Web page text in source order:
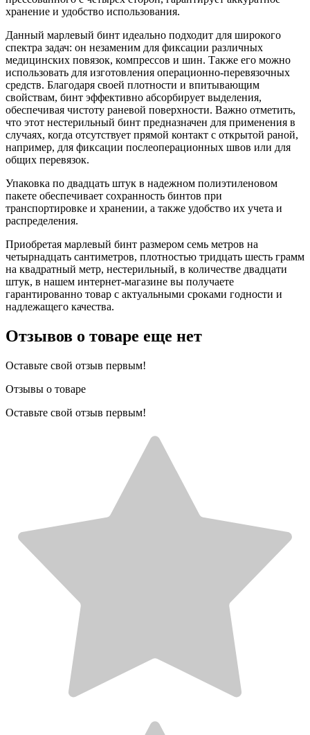
хранение и удобство использования.
Данный марлевый бинт идеально подходит для широкого
спектра задач: он незаменим для фиксации различных
медицинских повязок, компрессов и шин. Также его можно
использовать для изготовления операционно-перевязочных
средств. Благодаря своей плотности и впитывающим
свойствам, бинт эффективно абсорбирует выделения,
обеспечивая чистоту раневой поверхности. Важно отметить,
что этот нестерильный бинт предназначен для применения в
случаях, когда отсутствует прямой контакт с открытой раной,
например, для фиксации послеоперационных швов или для
общих перевязок.
Упаковка по двадцать штук в надежном полиэтиленовом
пакете обеспечивает сохранность бинтов при
транспортировке и хранении, а также удобство их учета и
распределения.
Приобретая марлевый бинт размером семь метров на
четырнадцать сантиметров, плотностью тридцать шесть грамм
на квадратный метр, нестерильный, в количестве двадцати
штук, в нашем интернет-магазине вы получаете
гарантированно товар с актуальными сроками годности и
надлежащего качества.
Отзывов о товаре еще нет
Оставьте свой отзыв первым!
Отзывы о товаре
Оставьте свой отзыв первым!